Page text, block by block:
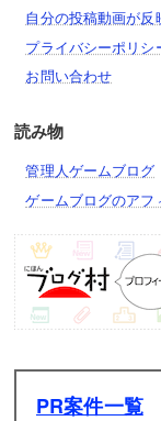
自分の投稿動画が反
プライバシーポリシ
お問い合わせ
読み物
管理人ゲームブログ
ゲームブログのアフ
PR案件一覧